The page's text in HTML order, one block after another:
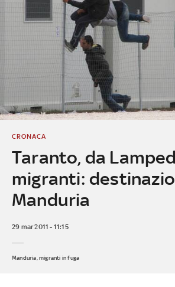
Taranto, da
migranti:
Manduria
CRONACA
29 mar 2011 - 11:15
Manduria, migranti in fuga